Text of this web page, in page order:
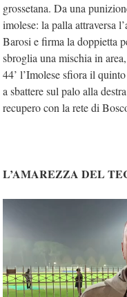
grossetana. Da una
imolese: la palla attraversa
Barosi e firma la doppietta
sbroglia una mischia in
44’ l’Imolese sfiora il
a sbattere sul palo alla
recupero con la rete di
L’AMAREZZA DEL
Player